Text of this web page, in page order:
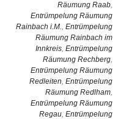
Räumung Raab,
Entrümpelung Räumung
Rainbach i.M., Entrümpelung
Räumung Rainbach im
Innkreis, Entrümpelung
Räumung Rechberg,
Entrümpelung Räumung
Redleiten, Entrümpelung
Räumung Redlham,
Entrümpelung Räumung
Regau, Entrümpelung